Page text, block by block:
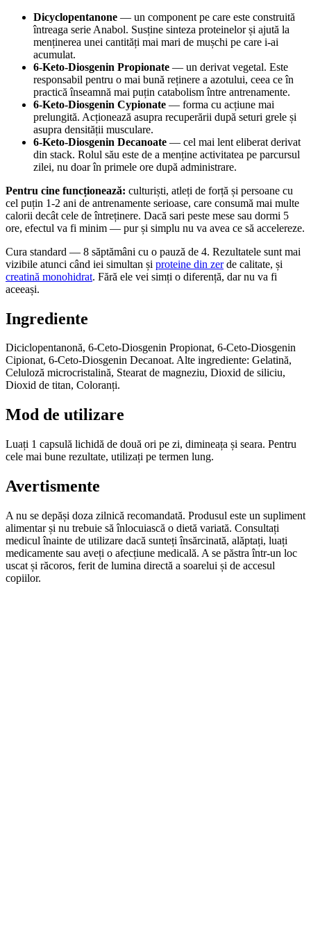
Dicyclopentanone — un component pe care este construită
întreaga serie Anabol. Susține sinteza proteinelor și ajută la
menținerea unei cantități mai mari de mușchi pe care i-ai
acumulat.
6-Keto-Diosgenin Propionate — un derivat vegetal. Este
responsabil pentru o mai bună reținere a azotului, ceea ce în
practică înseamnă mai puțin catabolism între antrenamente.
6-Keto-Diosgenin Cypionate — forma cu acțiune mai
prelungită. Acționează asupra recuperării după seturi grele și
asupra densității musculare.
6-Keto-Diosgenin Decanoate — cel mai lent eliberat derivat
din stack. Rolul său este de a menține activitatea pe parcursul
zilei, nu doar în primele ore după administrare.
Pentru cine funcționează: culturiști, atleți de forță și persoane cu
cel puțin 1-2 ani de antrenamente serioase, care consumă mai multe
calorii decât cele de întreținere. Dacă sari peste mese sau dormi 5
ore, efectul va fi minim — pur și simplu nu va avea ce să accelereze.
Cura standard — 8 săptămâni cu o pauză de 4. Rezultatele sunt mai
vizibile atunci când iei simultan și proteine din zerde calitate, și
creatină monohidrat. Fără ele vei simți o diferență, dar nu va fi
aceeași.
Ingrediente
Diciclopentanonă, 6-Ceto-Diosgenin Propionat, 6-Ceto-Diosgenin
Cipionat, 6-Ceto-Diosgenin Decanoat. Alte ingrediente: Gelatină,
Celuloză microcristalină, Stearat de magneziu, Dioxid de siliciu,
Dioxid de titan, Coloranți.
Mod de utilizare
Luați 1 capsulă lichidă de două ori pe zi, dimineața și seara. Pentru
cele mai bune rezultate, utilizați pe termen lung.
Avertismente
A nu se depăși doza zilnică recomandată. Produsul este un supliment
alimentar și nu trebuie să înlocuiască o dietă variată. Consultați
medicul înainte de utilizare dacă sunteți însărcinată, alăptați, luați
medicamente sau aveți o afecțiune medicală. A se păstra într-un loc
uscat și răcoros, ferit de lumina directă a soarelui și de accesul
copiilor.